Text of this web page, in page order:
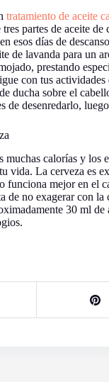
tratamiento de aceite
partes de aceite
esos días de
de lavanda para un
prestando
con tus
ducha sobre el
de desenredarlo,
calorías y los
vida. La cerveza es
mejor en el
de no exagerar con
30 ml